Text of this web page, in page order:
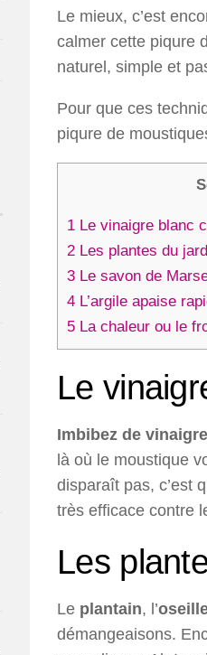
Le mieux, c’est
calmer cette piqure
naturel, simple et
Pour que ces
piqure de
1 Le vinaigre blanc
2 Les plantes du
3 Le savon de
4 L’argile apaise
5 La chaleur ou le
Le
Imbibez de
là où le moustique
disparaît pas, c’est
très efficace contre
Les
Le plantain, l’
démangeaisons.